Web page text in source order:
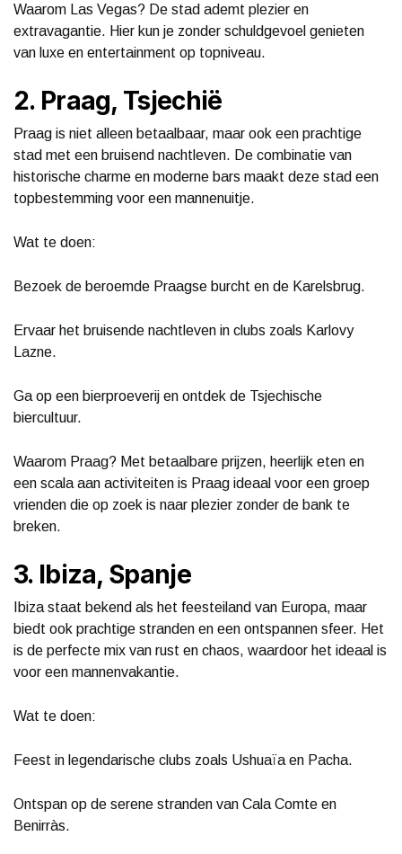
Waarom Las Vegas? De stad ademt plezier en
extravagantie. Hier kun je zonder schuldgevoel genieten
van luxe en entertainment op topniveau.
2. Praag, Tsjechië
Praag is niet alleen betaalbaar, maar ook een prachtige
stad met een bruisend nachtleven. De combinatie van
historische charme en moderne bars maakt deze stad een
topbestemming voor een mannenuitje.
Wat te doen:
Bezoek de beroemde Praagse burcht en de Karelsbrug.
Ervaar het bruisende nachtleven in clubs zoals Karlovy
Lazne.
Ga op een bierproeverij en ontdek de Tsjechische
biercultuur.
Waarom Praag? Met betaalbare prijzen, heerlijk eten en
een scala aan activiteiten is Praag ideaal voor een groep
vrienden die op zoek is naar plezier zonder de bank te
breken.
3. Ibiza, Spanje
Ibiza staat bekend als het feesteiland van Europa, maar
biedt ook prachtige stranden en een ontspannen sfeer. Het
is de perfecte mix van rust en chaos, waardoor het ideaal is
voor een mannenvakantie.
Wat te doen:
Feest in legendarische clubs zoals Ushuaïa en Pacha.
Ontspan op de serene stranden van Cala Comte en
Benirràs.